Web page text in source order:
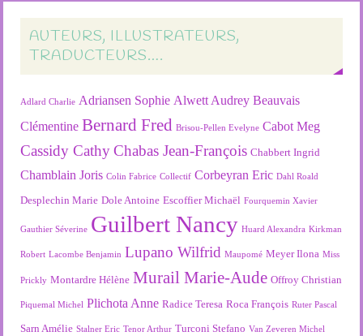
AUTEURS, ILLUSTRATEURS,
TRADUCTEURS….
Adlard Charlie Adriansen Sophie Alwett Audrey Beauvais
Clémentine Bernard Fred Brisou-Pellen Evelyne Cabot Meg
Cassidy Cathy Chabas Jean-François Chabbert Ingrid
Chamblain Joris Colin Fabrice Collectif Corbeyran Eric Dahl Roald
Desplechin Marie Dole Antoine Escoffier Michaël Fourquemin Xavier
Gauthier Séverine Guilbert Nancy Huard Alexandra Kirkman
Robert Lacombe Benjamin Lupano Wilfrid Maupomé Meyer Ilona Miss
Prickly Montardre Hélène Murail Marie-Aude Offroy Christian
Piquemal Michel Plichota Anne Radice Teresa Roca François Ruter Pascal
Sarn Amélie Stalner Eric Tenor Arthur Turconi Stefano Van Zeveren Michel